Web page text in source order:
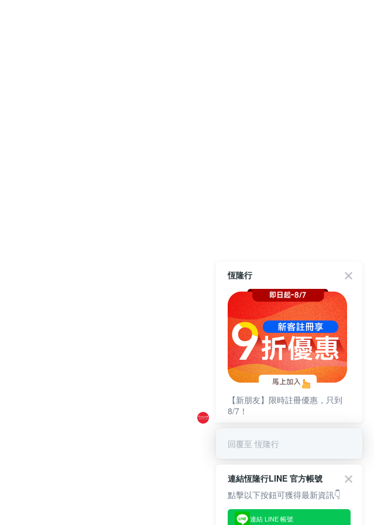
恆隆行
【新朋友】限時註冊優惠，只到
8/7！
回覆至 恆隆行
連結恆隆行LINE 官方帳號
點擊以下按鈕可獲得最新資訊👇
連結 LINE 帳號